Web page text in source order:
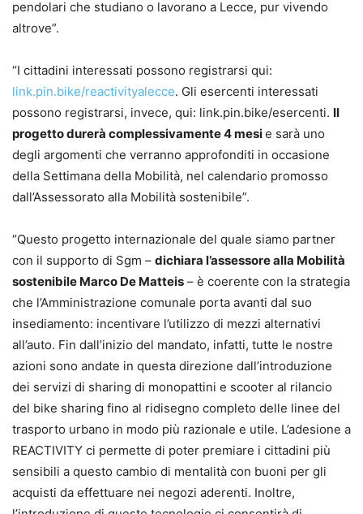
pendolari che studiano o lavorano a Lecce, pur vivendo
altrove”.
“I cittadini interessati possono registrarsi qui:
link.pin.bike/reactivityalecce. Gli esercenti interessati
possono registrarsi, invece, qui: link.pin.bike/esercenti. Il
progetto durerà complessivamente 4 mesie sarà uno
degli argomenti che verranno approfonditi in occasione
della Settimana della Mobilità, nel calendario promosso
dall’Assessorato alla Mobilità sostenibile”.
“Questo progetto internazionale del quale siamo partner
con il supporto di Sgm – dichiara l’assessore alla Mobilità
sostenibile Marco De Matteis – è coerente con la strategia
che l’Amministrazione comunale porta avanti dal suo
insediamento: incentivare l’utilizzo di mezzi alternativi
all’auto. Fin dall’inizio del mandato, infatti, tutte le nostre
azioni sono andate in questa direzione dall’introduzione
dei servizi di sharing di monopattini e scooter al rilancio
del bike sharing fino al ridisegno completo delle linee del
trasporto urbano in modo più razionale e utile. L’adesione a
REACTIVITY ci permette di poter premiare i cittadini più
sensibili a questo cambio di mentalità con buoni per gli
acquisti da effettuare nei negozi aderenti. Inoltre,